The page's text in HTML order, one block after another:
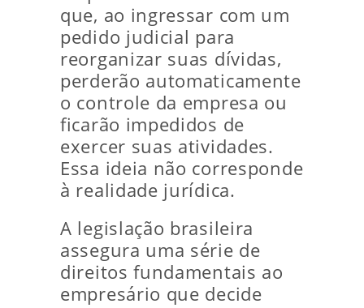
que, ao ingressar com um
pedido judicial para
reorganizar suas dívidas,
perderão automaticamente
o controle da empresa ou
ficarão impedidos de
exercer suas atividades.
Essa ideia não corresponde
à realidade jurídica.
A legislação brasileira
assegura uma série de
direitos fundamentais ao
empresário que decide